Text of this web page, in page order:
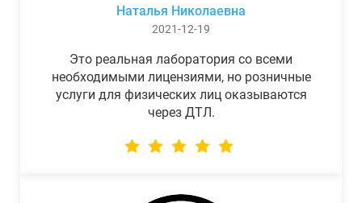
Наталья Николаевна
2021-12-19
Это реальная лаборатория со всеми
необходимыми лицензиями, но розничные
услуги для физических лиц оказываются
через ДТЛ.